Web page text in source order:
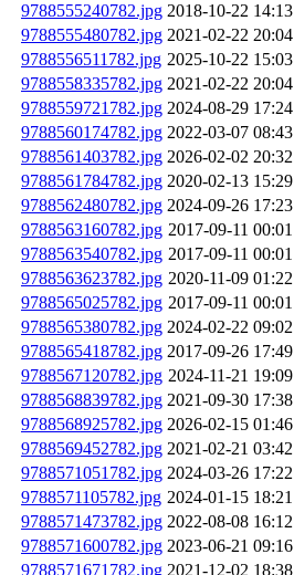
9788555240782.jpg 2018-10-22 14:13
9788555480782.jpg 2021-02-22 20:04
9788556511782.jpg 2025-10-22 15:03
9788558335782.jpg 2021-02-22 20:04
9788559721782.jpg 2024-08-29 17:24
9788560174782.jpg 2022-03-07 08:43
9788561403782.jpg 2026-02-02 20:32
9788561784782.jpg 2020-02-13 15:29
9788562480782.jpg 2024-09-26 17:23
9788563160782.jpg 2017-09-11 00:01
9788563540782.jpg 2017-09-11 00:01
9788563623782.jpg 2020-11-09 01:22
9788565025782.jpg 2017-09-11 00:01
9788565380782.jpg 2024-02-22 09:02
9788565418782.jpg 2017-09-26 17:49
9788567120782.jpg 2024-11-21 19:09
9788568839782.jpg 2021-09-30 17:38
9788568925782.jpg 2026-02-15 01:46
9788569452782.jpg 2021-02-21 03:42
9788571051782.jpg 2024-03-26 17:22
9788571105782.jpg 2024-01-15 18:21
9788571473782.jpg 2022-08-08 16:12
9788571600782.jpg 2023-06-21 09:16
9788571671782.jpg 2021-12-02 18:38